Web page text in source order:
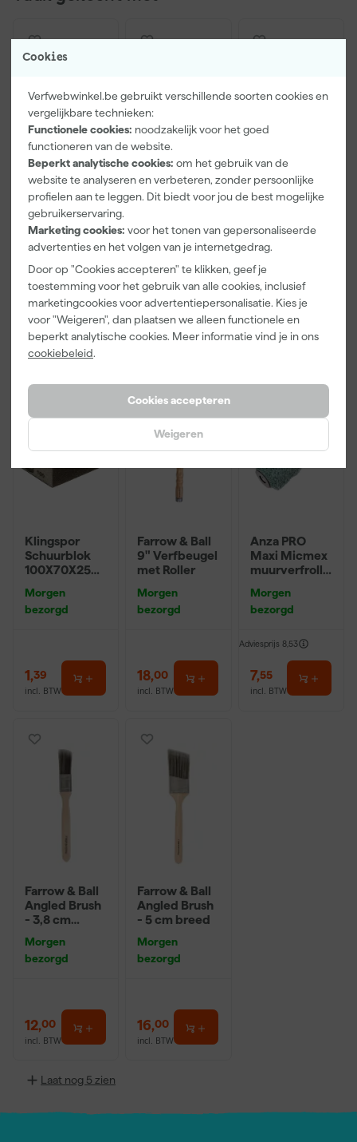
Cookies
Verfwebwinkel.be gebruikt verschillende soorten cookies en
vergelijkbare technieken:
Functionele cookies: noodzakelijk voor het goed
functioneren van de website.
Beperkt analytische cookies: om het gebruik van de
website te analyseren en verbeteren, zonder persoonlijke
profielen aan te leggen. Dit biedt voor jou de best mogelijke
gebruikerservaring.
Marketing cookies: voor het tonen van gepersonaliseerde
advertenties en het volgen van je internetgedrag.
Door op "Cookies accepteren" te klikken, geef je
toestemming voor het gebruik van alle cookies, inclusief
marketingcookies voor advertentiepersonalisatie. Kies je
voor "Weigeren", dan plaatsen we alleen functionele en
beperkt analytische cookies. Meer informatie vind je in ons
cookiebeleid.
Cookies accepteren
Weigeren
Paintura
Lucamax
Washi tape -
50mx24mm
Morgen
3,99
incl. BTW
Farrow & Ball
r
Morgen
22,00
incl. BTW
Farrow & Ball
Masonry &
Stabilising
Primer - 5L
Morgen
120,00
incl. BTW
Klingspor
Schuurblok
100X70X25m
P220
Morgen
bezorgd
1,39
incl. BTW
Farrow & Ball
9" Verfbeugel
met Roller
Morgen
bezorgd
18,00
incl. BTW
Anza PRO
Maxi Micmex
muurverfrolle
Morgen
bezorgd
Adviesprijs 8,53
7,55
incl. BTW
Farrow & Ball
Angled Brush
- 3,8 cm
Morgen
bezorgd
12,00
incl. BTW
Farrow & Ball
Angled Brush
- 5 cm breed
Morgen
bezorgd
16,00
incl. BTW
Laat nog 5 zien